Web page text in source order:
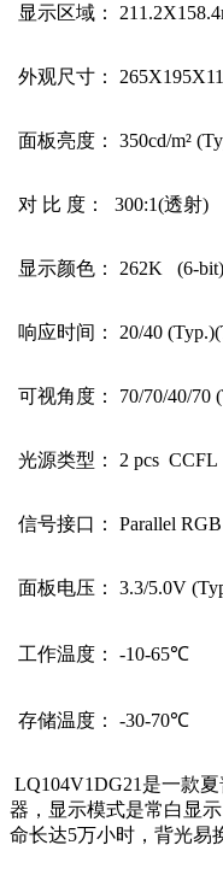
显示区域：
外观尺寸：
面板亮度： 350cd/m²
对 比 度： 300:1(透射)
显示颜色： 262K (6-bit)
响应时间： 20/40
可视角度： 70/70/40/70
光源类型： 2 pcs CCFL
信号接口： Parallel
面板电压： 3.3/5.0V
工作温度： -10-65℃
存储温度： -30-70℃
LQ104V1DG21是一款
器，显示模式是常白显
命长达5万小时，背光易